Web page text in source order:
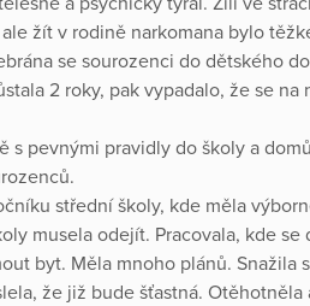
žít v rodině narkomana bylo
se sourozenci do dětského
2 roky, pak vypadalo, že se
s pevnými pravidly do školy a
střední školy, kde měla
musela odejít. Pracovala, kde
byt. Měla mnoho plánů. Snažila
že již bude šťastná.